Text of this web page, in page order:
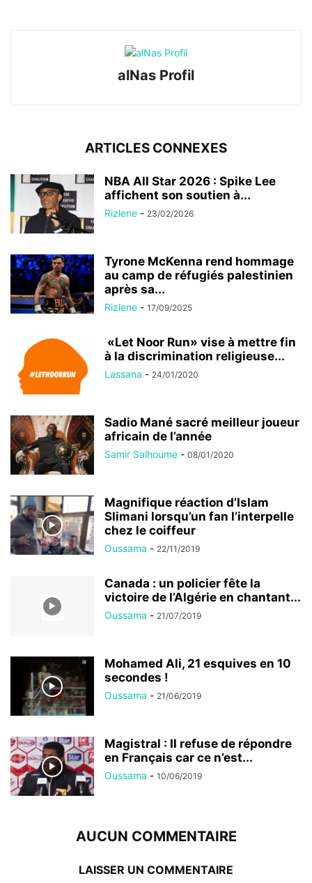
alNas Profil
ARTICLES CONNEXES
NBA All Star 2026 : Spike Lee
affichent son soutien à...
Rizlene - 23/02/2026
Tyrone McKenna rend hommage
au camp de réfugiés palestinien
après sa...
Rizlene - 17/09/2025
«Let Noor Run» vise à mettre fin
à la discrimination religieuse...
Lassana - 24/01/2020
Sadio Mané sacré meilleur joueur
africain de l’année
Samir Salhoume - 08/01/2020
Magnifique réaction d’Islam
Slimani lorsqu’un fan l’interpelle
chez le coiffeur
Oussama - 22/11/2019
Canada : un policier fête la
victoire de l’Algérie en chantant...
Oussama - 21/07/2019
Mohamed Ali, 21 esquives en 10
secondes !
Oussama - 21/06/2019
Magistral : Il refuse de répondre
en Français car ce n’est...
Oussama - 10/06/2019
AUCUN COMMENTAIRE
LAISSER UN COMMENTAIRE